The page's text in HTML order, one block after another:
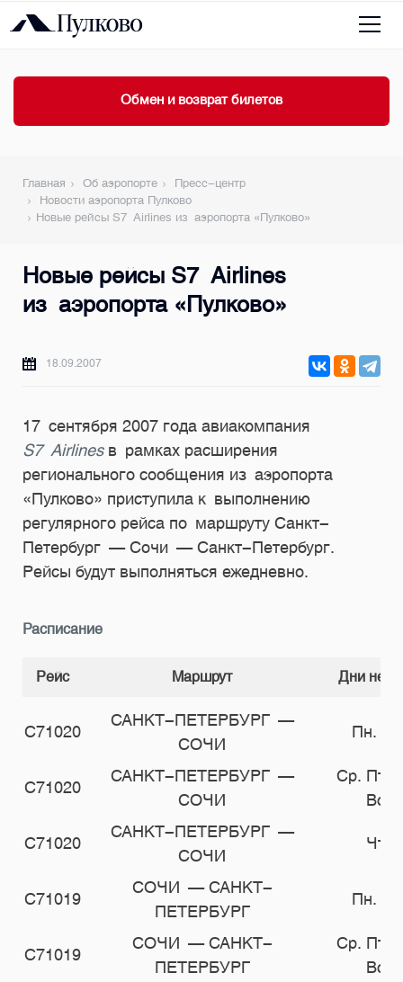
Обмен и возврат билетов
Главная Об аэропорте
Пресс-центр
Новости аэропорта Пулково
Новые рейсы S7 Airlines из аэропорта «Пулково»
Новые рейсы S7 Airlines
из аэропорта «Пулково»
18.09.2007
17 сентября 2007 года авиакомпания
S7 Airlinesв рамках расширения
регионального сообщения из аэропорта
«Пулково» приступила к выполнению
регулярного рейса по маршруту Санкт-
Петербург — Сочи — Санкт-Петербург.
Рейсы будут выполняться ежедневно.
Расписание
Рейс Маршрут Дни
С71020
САНКТ-ПЕТЕРБУРГ —
СОЧИ
Пн. Вт.
С71020
САНКТ-ПЕТЕРБУРГ —
СОЧИ
Ср. Пт.
Вс.
С71020
САНКТ-ПЕТЕРБУРГ —
СОЧИ
Чт.
С71019
СОЧИ — САНКТ-
ПЕТЕРБУРГ
Пн. Вт.
С71019
СОЧИ — САНКТ-
ПЕТЕРБУРГ
Ср. Пт.
Вс.